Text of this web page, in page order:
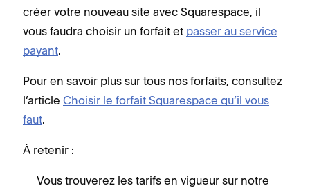
créer votre nouveau site avec Squarespace, il
vous faudra choisir un forfait et passer au service
payant.
Pour en savoir plus sur tous nos forfaits, consultez
l’article Choisir le forfait Squarespace qu’il vous
faut.
À retenir :
Vous trouverez les tarifs en vigueur sur notre